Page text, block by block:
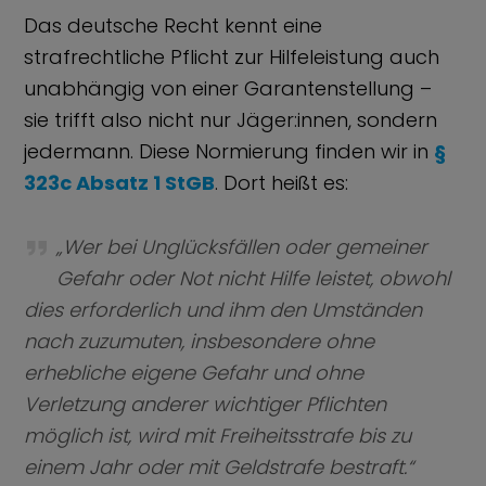
Das deutsche Recht kennt eine
strafrechtliche Pflicht zur Hilfeleistung auch
unabhängig von einer Garantenstellung –
sie trifft also nicht nur Jäger:innen, sondern
jedermann. Diese Normierung finden wir in §
323c Absatz 1 StGB. Dort heißt es:
„Wer bei Unglücksfällen oder gemeiner
Gefahr oder Not nicht Hilfe leistet, obwohl
dies erforderlich und ihm den Umständen
nach zuzumuten, insbesondere ohne
erhebliche eigene Gefahr und ohne
Verletzung anderer wichtiger Pflichten
möglich ist, wird mit Freiheitsstrafe bis zu
einem Jahr oder mit Geldstrafe bestraft.“